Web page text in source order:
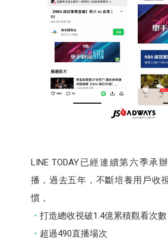
LINE TODAY已經連續第六季承
播，過去五年，不斷培養用戶收
慣，
打造總收視破1.4億累積觀看次數
超過490直播場次